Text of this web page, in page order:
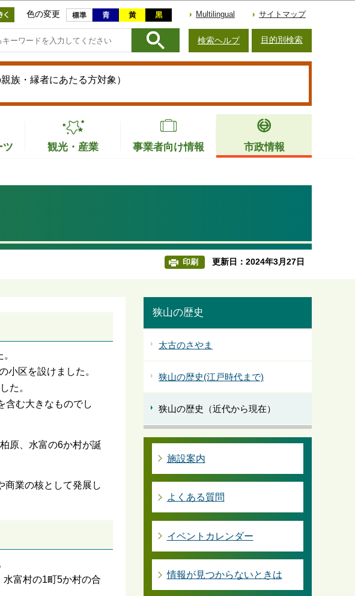
色の変更 Multilingual サイトマップ
検索ヘルプ 目的別検索
族・縁者にあたる方対象）
ツ 観光・産業 事業者向け情報 市政情報
印刷 更新日：2024年3月27日
小区を設けました。
た。
含む大きなものでし
原、水富の6か村が誕
商業の核として発展し
富村の1町5か村の合
狭山の歴史
太古のさやま
狭山の歴史(江戸時代まで)
狭山の歴史（近代から現在）
施設案内
よくある質問
イベントカレンダー
情報が見つからないときは